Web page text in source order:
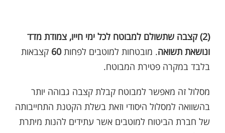
(2) קצבה שתשולם למבוטח לכל ימי חייו, צמודת מדד
ונושאת תשואה. מובטחות למוטבים לפחות60 קצבאות
בלבד במקרה פטירת המבוטח.
מסלול זה מאפשר למבוטח קבלת קצבה גבוהה יותר
בהשוואה למסלול היסודי וזאת בשלת הקטנת התחייבותה
של חברת הביטוח למוטבים אשר עתידים להנות מיתרת